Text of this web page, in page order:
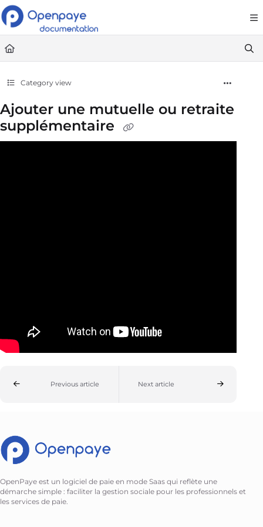
Documentation Index
Fetch the complete documentation index at: https://
Use this file to discover all available pages before exploring further.
Category view
Ajouter une mutuelle ou retraite
supplémentaire
Previous article Next article
OpenPaye est un logiciel de paie en mode Saas qui reflète une
démarche simple : faciliter la gestion sociale pour les professionnels et
les services de paie.